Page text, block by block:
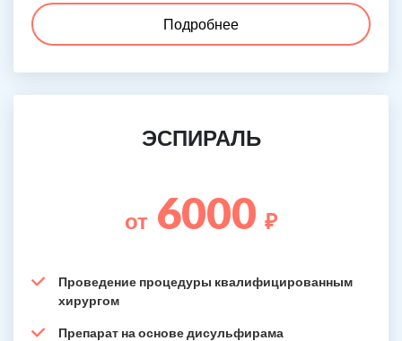
Подробнее
ЭСПИРАЛЬ
от 6000 ₽
Проведение процедуры квалифицированным
хирургом
Препарат на основе дисульфирама